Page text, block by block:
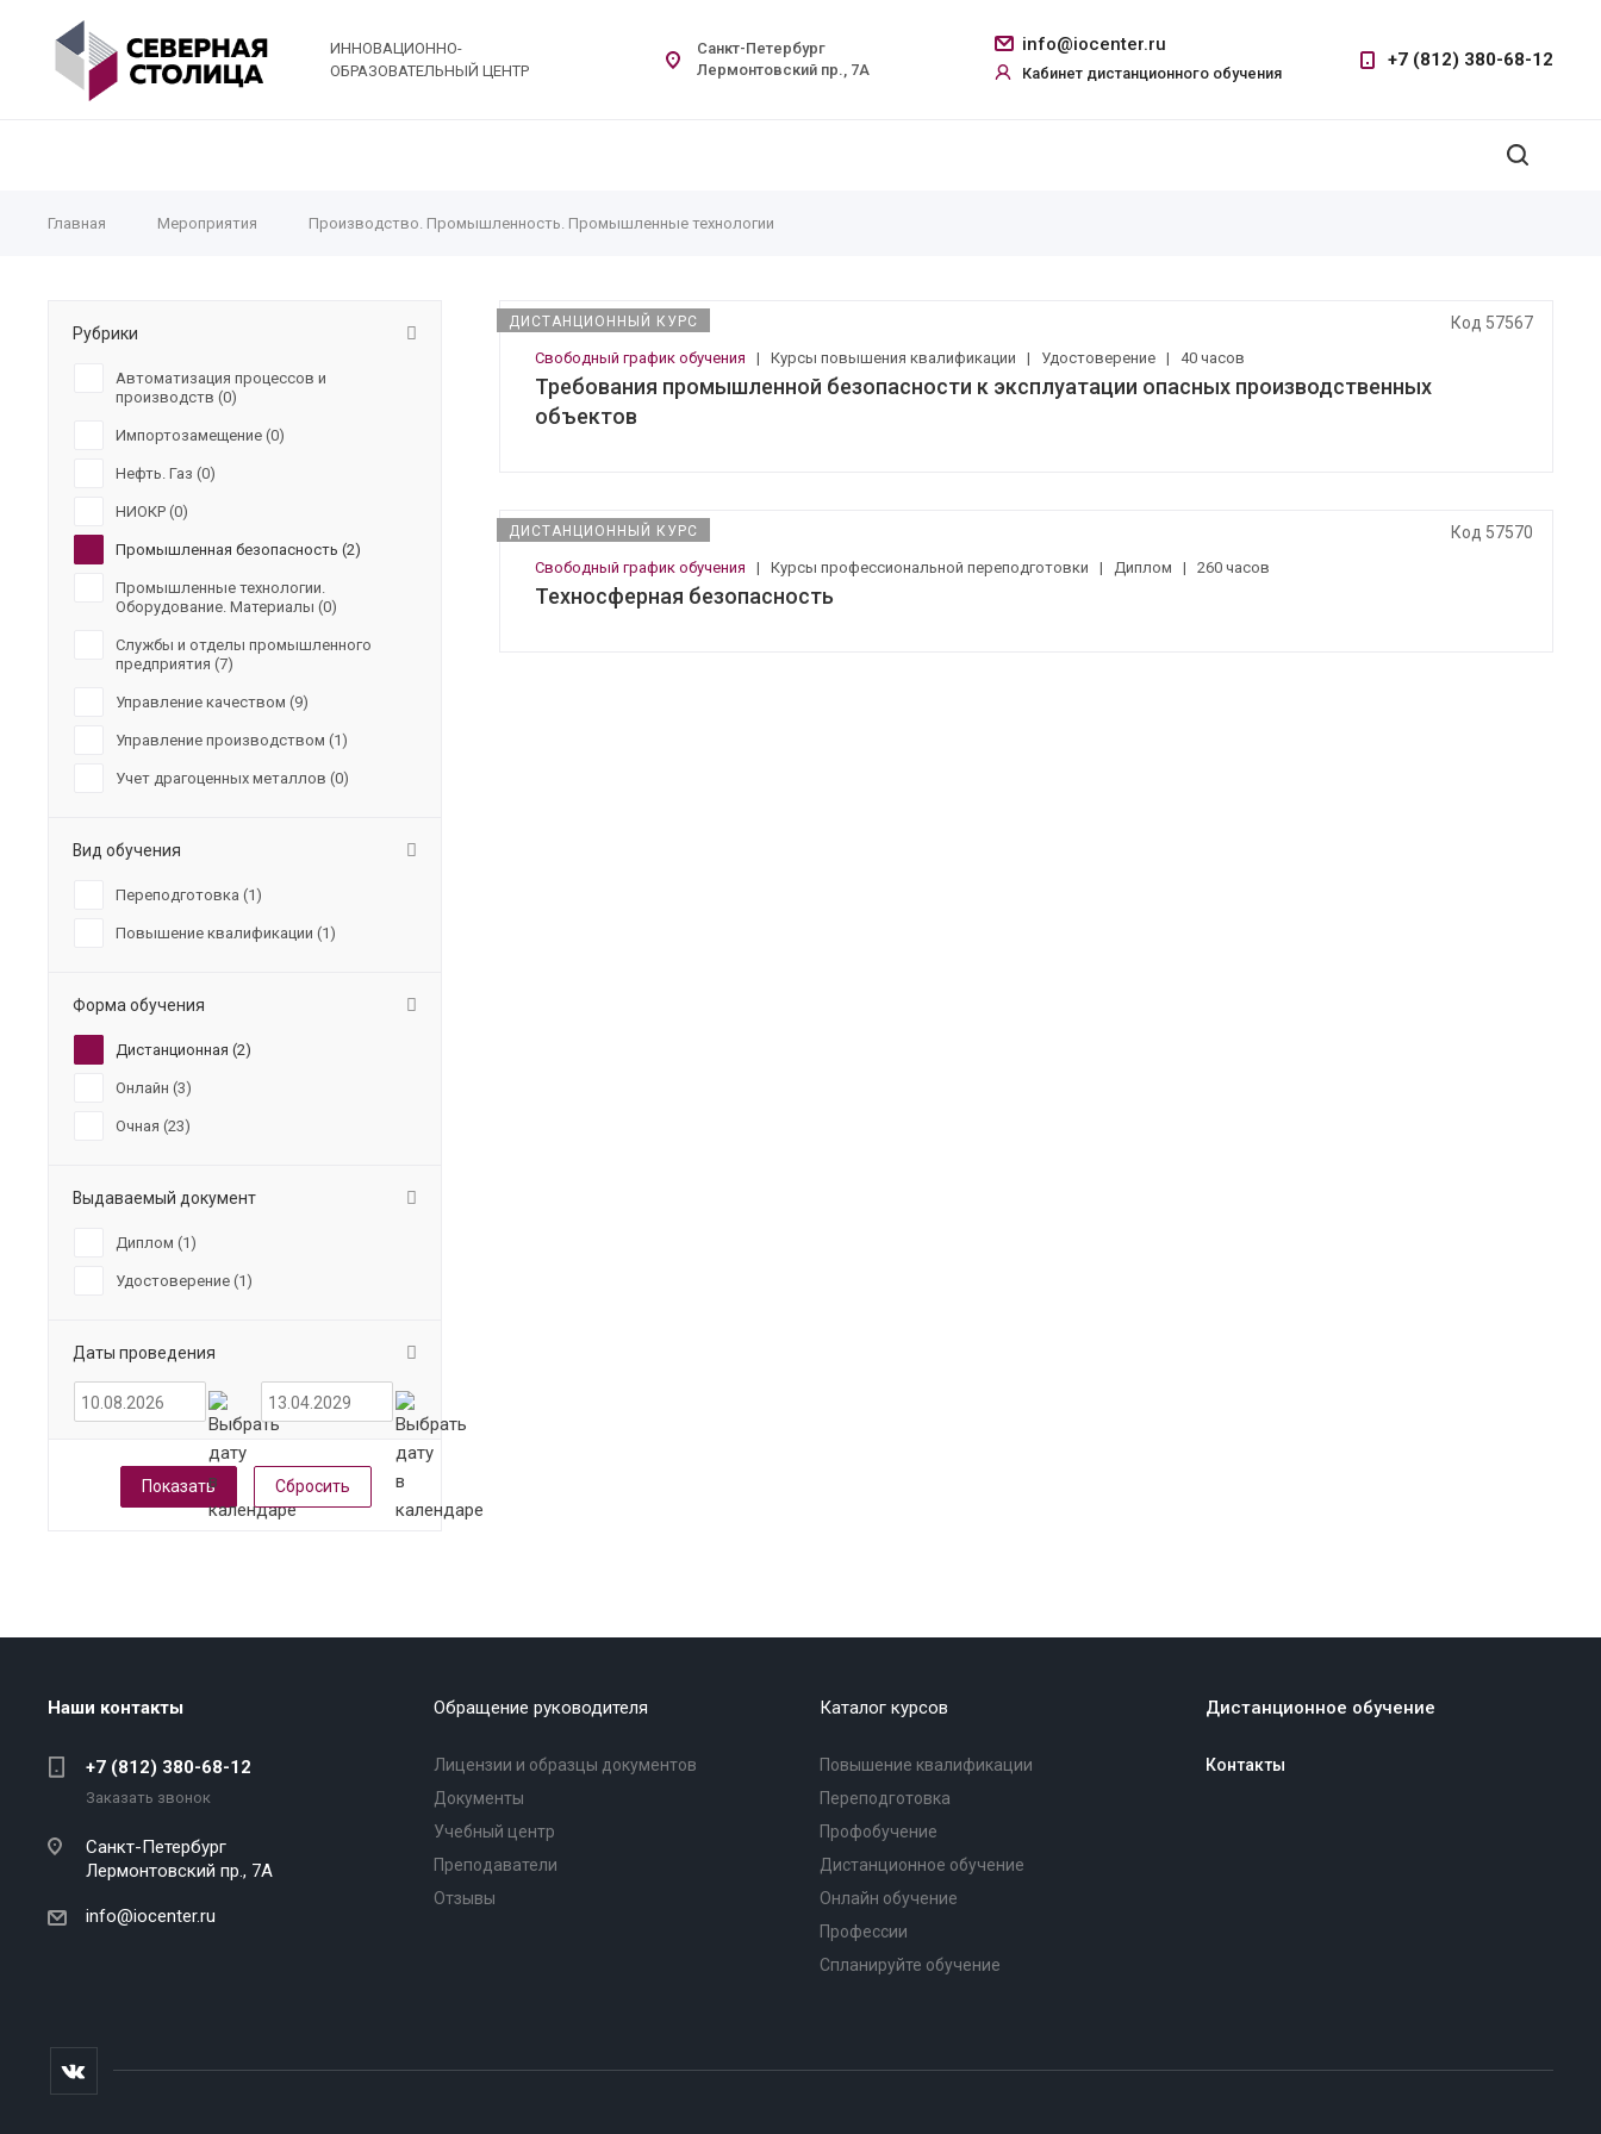
ИННОВАЦИОННО-
ОБРАЗОВАТЕЛЬНЫЙ ЦЕНТР
info@iocenter.ru
Кабинет дистанционного обучения
+7 (812) 380-68-12
Санкт-Петербург
Лермонтовский пр., 7А
Главная Мероприятия Производство. Промышленность. Промышленные технологии
ДИСТАНЦИОННЫЙ КУРС Код 57567
Свободный график обучения |Курсы повышения квалификации | Удостоверение |40 часов
Требования промышленной безопасности к эксплуатации опасных производственных
объектов
ДИСТАНЦИОННЫЙ КУРС Код 57570
Свободный график обучения |Курсы профессиональной переподготовки |Диплом |260 часов
Техносферная безопасность
Рубрики
Автоматизация процессов и
производств (0)
Импортозамещение (0)
Нефть. Газ (0)
НИОКР (0)
Промышленная безопасность (2)
Промышленные технологии.
Оборудование. Материалы (0)
Службы и отделы промышленного
предприятия (7)
Управление качеством (9)
Управление производством (1)
Учет драгоценных металлов (0)
Вид обучения
Переподготовка (1)
Повышение квалификации (1)
Форма обучения
Дистанционная (2)
Онлайн (3)
Очная (23)
Выдаваемый документ
Диплом (1)
Удостоверение (1)
Даты проведения
Сбросить
Наши контакты
+7 (812) 380-68-12
Заказать звонок
Санкт-Петербург
Лермонтовский пр., 7А
info@iocenter.ru
Обращение руководителя
Лицензии и образцы документов
Документы
Учебный центр
Преподаватели
Отзывы
Каталог курсов
Повышение квалификации
Переподготовка
Профобучение
Дистанционное обучение
Онлайн обучение
Профессии
Спланируйте обучение
Дистанционное обучение
Контакты